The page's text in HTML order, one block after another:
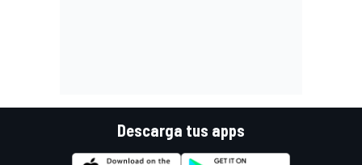
Descarga tus apps